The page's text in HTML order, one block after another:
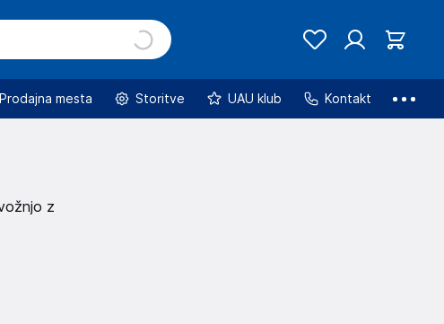
Prodajna mesta Storitve UAU klub Kontakt
z